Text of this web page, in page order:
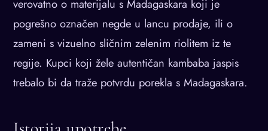
verovatno o materijalu s Madagaskara koji je
pogrešno označen negde u lancu prodaje, ili o
zameni s vizuelno sličnim zelenim riolitem iz te
regije. Kupci koji žele autentičan kambaba jaspis
trebalo bi da traže potvrdu porekla s Madagaskara.